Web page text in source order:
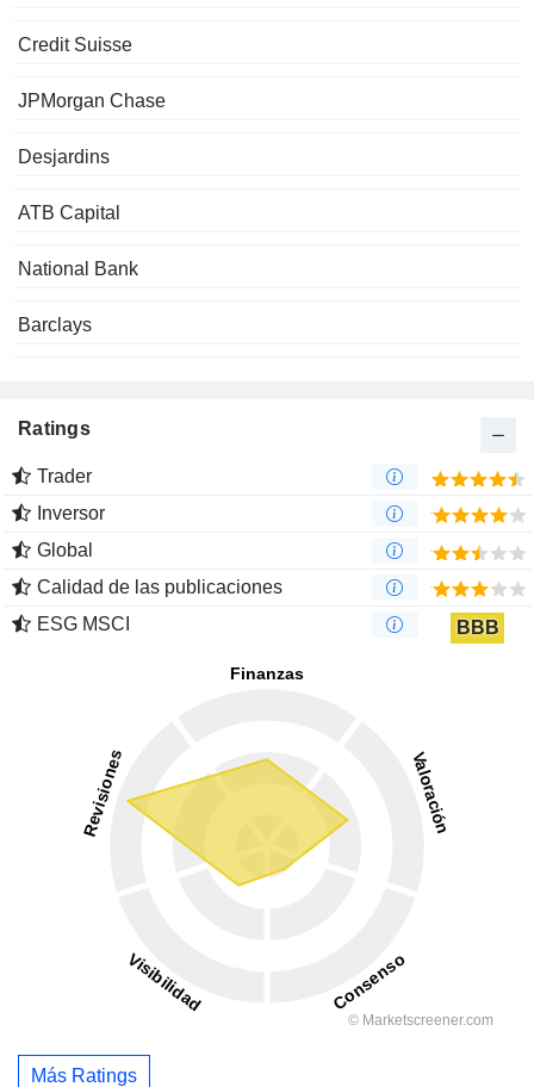
Credit Suisse
JPMorgan Chase
Desjardins
ATB Capital
National Bank
Barclays
Ratings
Trader
Inversor
Global
Calidad de las publicaciones
ESG MSCI
BBB
Más Ratings